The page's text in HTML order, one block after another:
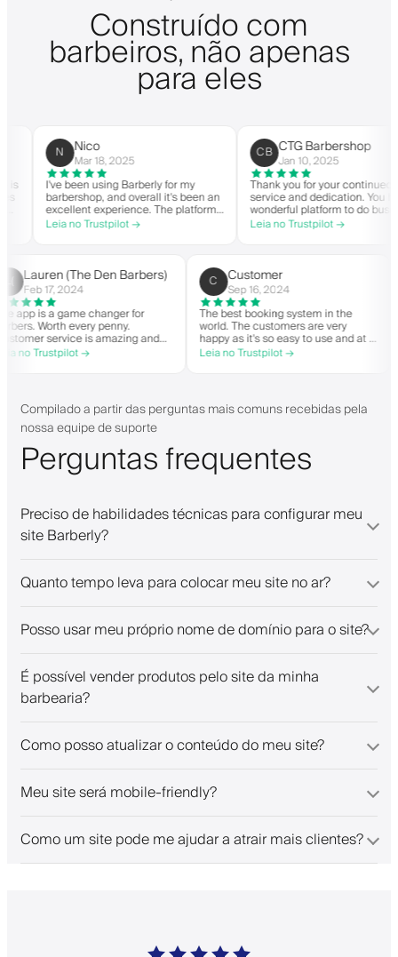
Construído com
barbeiros, não apenas
para eles
Nico
Mar 18, 2025
I've been using Barberly for my
barbershop, and overall it's been an
excellent experience. The platform
is easy to use, reliable, and has
streamlined my booking process.
helpful.
Leia no Trustpilot →
CB CTG Barbershop
Jan 10, 2025
Thank you for your continued
service and dedication. You have
wonderful platform to do business
with good spirit. Thank you from
CTG Barbershop.
Leia no Trustpilot →
L( Lauren (The Den Barbers)
Feb 17, 2024
The app is a game changer for
barbers. Worth every penny.
Customer service is amazing and
helps with everything or whatever
they need. Definitely recommend.
Leia no Trustpilot →
C Customer
Sep 16, 2024
The best booking system in the
world. The customers are very
happy as it's so easy to use and at a
great price. Plus, you get your own
personalised app, which is good for
people offering a great booking
system.
Leia no Trustpilot →
Compilado a partir das perguntas mais comuns recebidas pela
nossa equipe de suporte
Perguntas frequentes
Preciso de habilidades técnicas para configurar meu
site Barberly?
Quanto tempo leva para colocar meu site no ar?
Posso usar meu próprio nome de domínio para o site?
É possível vender produtos pelo site da minha
barbearia?
Como posso atualizar o conteúdo do meu site?
Meu site será mobile-friendly?
Como um site pode me ajudar a atrair mais clientes?